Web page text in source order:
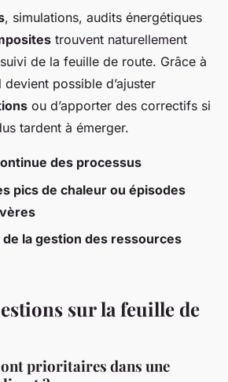
, simulations, audits énergétiques
trouvent naturellement
de la feuille de route. Grâce à
possible d’ajuster
ou d’apporter des correctifs si
tardent à émerger.
des processus
pics de chaleur ou épisodes
la gestion des ressources
sur la feuille de
prioritaires dans une